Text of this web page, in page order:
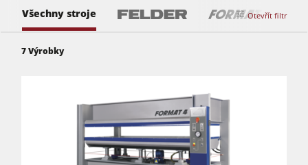
Spodní frézky
Okružní pily s frézkou
Otevřít filtr
Všechny stroje
7Výrobky